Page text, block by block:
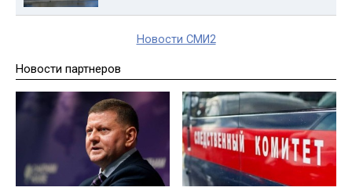
Новости СМИ2
Новости партнеров